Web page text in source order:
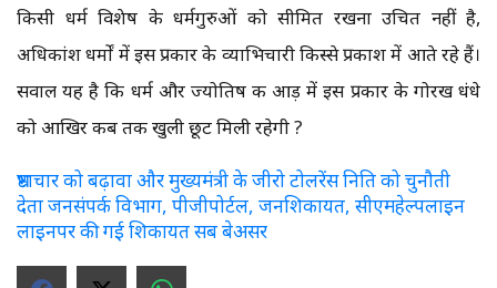
किसी धर्म विशेष के धर्मगुरुओं को सीमित रखना उचित नहीं है,
अधिकांश धर्मों में इस प्रकार के व्याभिचारी किस्से प्रकाश में आते रहे हैं।
सवाल यह है कि धर्म और ज्योतिष की आड़ में इस प्रकार के गोरख धंधे
को आखिर कब तक खुली छूट मिली रहेगी ?
भ्रष्टाचार को बढ़ावा और मुख्यमंत्री के जीरो टोलरेंस निति को चुनौती
देता जनसंपर्क विभाग, पीजीपोर्टल, जनशिकायत, सीएमहेल्पलाइन
लाइनपर की गई शिकायत सब बेअसर